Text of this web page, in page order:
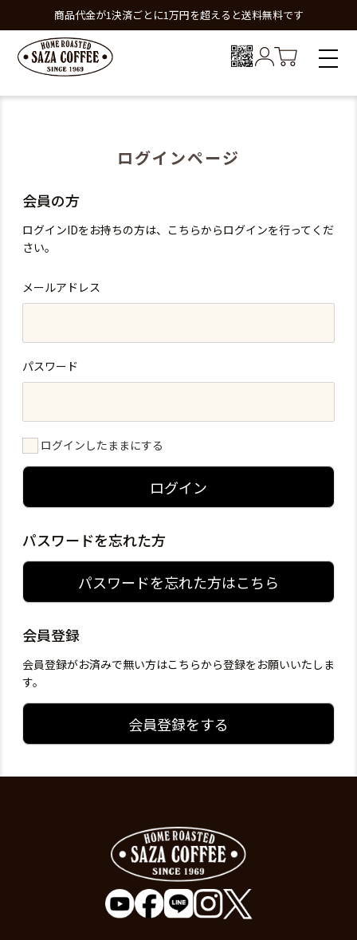
商品代金が1決済ごとに1万円を超えると送料無料です
ログインページ
会員の方
ログインIDをお持ちの方は、こちらからログインを行ってくだ
さい。
メールアドレス
パスワード
ログインしたままにする
ログイン
パスワードを忘れた方
パスワードを忘れた方はこちら
会員登録
会員登録がお済みで無い方はこちらから登録をお願いいたしま
す。
会員登録をする